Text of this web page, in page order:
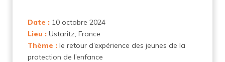
Date : 10 octobre 2024
Lieu : Ustaritz, France
Thème : le retour d’expérience des jeunes de la
protection de l’enfance